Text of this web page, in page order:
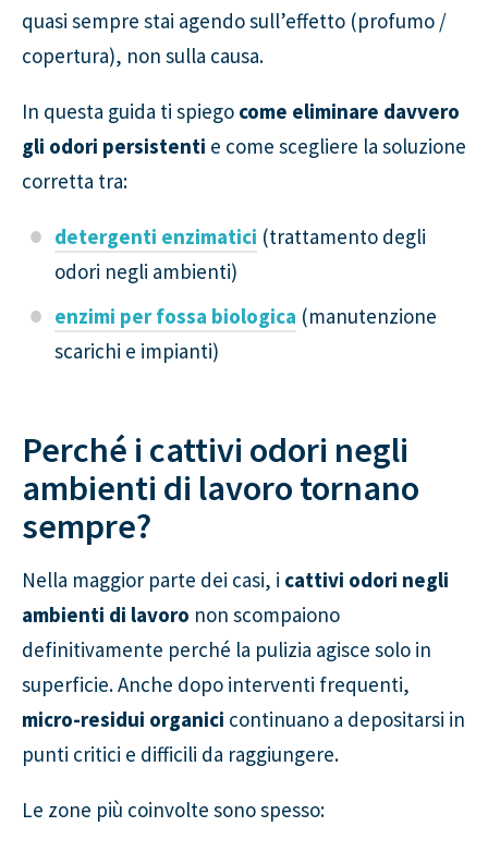
quasi sempre stai agendo sull’effetto (profumo /
copertura), non sulla causa.
In questa guida ti spiego come eliminare davvero
gli odori persistenti e come scegliere la soluzione
corretta tra:
detergenti enzimatici (trattamento degli
odori negli ambienti)
enzimi per fossa biologica (manutenzione
scarichi e impianti)
Perché i cattivi odori negli
ambienti di lavoro tornano
sempre?
Nella maggior parte dei casi, i cattivi odori negli
ambienti di lavoro non scompaiono
definitivamente perché la pulizia agisce solo in
superficie. Anche dopo interventi frequenti,
micro-residui organici continuano a depositarsi in
punti critici e difficili da raggiungere.
Le zone più coinvolte sono spesso: